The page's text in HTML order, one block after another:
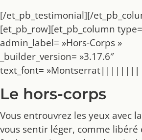
[/et_pb_testimonial][/
[et_pb_row][et_pb_column
admin_label= »Hors-Corps »
_builder_version= »3.17.6″
text_font= »Montserrat||||||||
Le hors-corps
Vous entrouvrez les yeux avec
vous sentir léger, comme libéré